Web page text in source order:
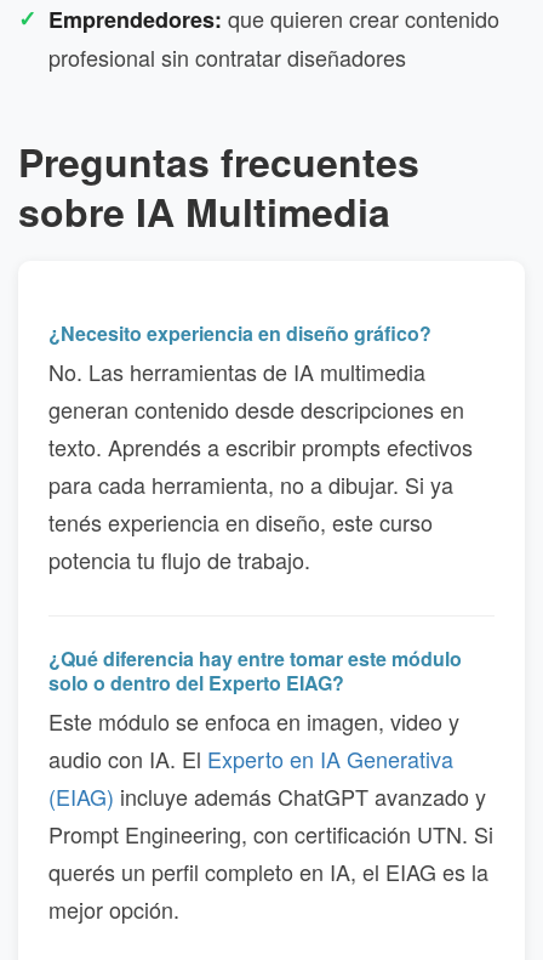
Emprendedores: que quieren crear contenido
profesional sin contratar diseñadores
Preguntas frecuentes
sobre IA Multimedia
¿Necesito experiencia en diseño gráfico?
No. Las herramientas de IA multimedia
generan contenido desde descripciones en
texto. Aprendés a escribir prompts efectivos
para cada herramienta, no a dibujar. Si ya
tenés experiencia en diseño, este curso
potencia tu flujo de trabajo.
¿Qué diferencia hay entre tomar este módulo
solo o dentro del Experto EIAG?
Este módulo se enfoca en imagen, video y
audio con IA. El Experto en IA Generativa
(EIAG) incluye además ChatGPT avanzado y
Prompt Engineering, con certificación UTN. Si
querés un perfil completo en IA, el EIAG es la
mejor opción.